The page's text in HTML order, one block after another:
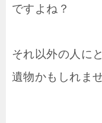
ですよね？
それ以外の人に
遺物かもしれま